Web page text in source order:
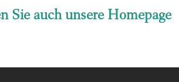
Sie auch unsere Homepage